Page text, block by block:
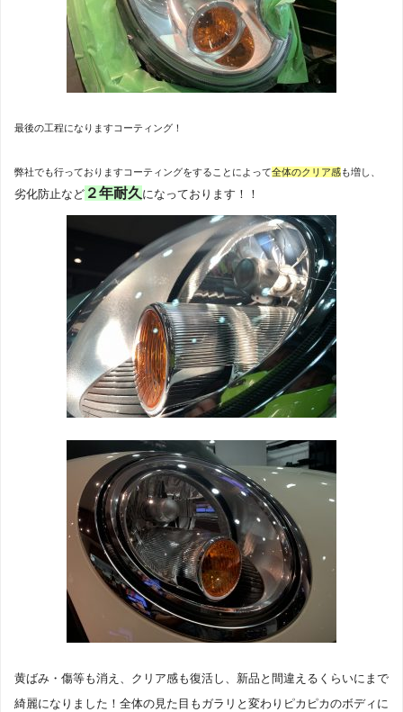
最後の工程になりますコーティング！
弊社でも行っておりますコーティングをすることによって全体のクリア感も増し、
劣化防止など ２年耐久 になっております！！
黄ばみ・傷等も消え、 クリア感も復活し、新品と間違えるくらいにまで
綺麗になりました！全体の見た目もガラリと変わりピカピカのボディに